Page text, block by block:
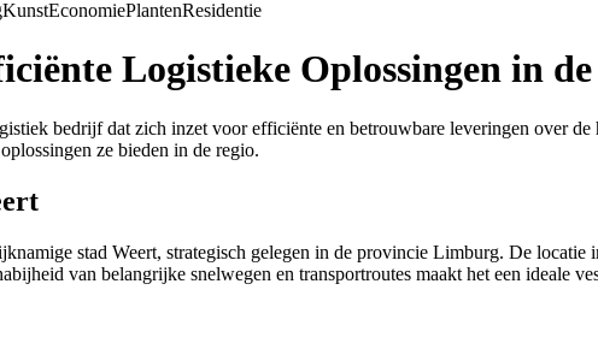
KunstEconomiePlantenResidentie
Logistieke Oplossingen in de
bedrijf dat zich inzet voor efficiënte en betrouwbare leveringen over
ze bieden in de regio.
stad Weert, strategisch gelegen in de provincie Limburg. De
van belangrijke snelwegen en transportroutes maakt het een ideale